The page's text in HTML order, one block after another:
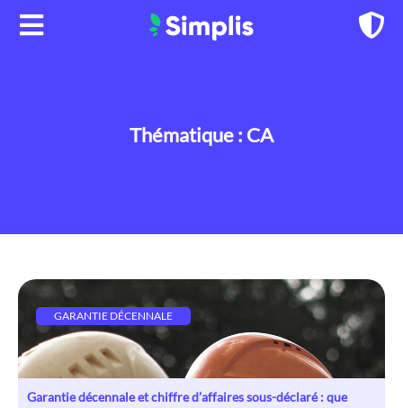
Aller
Thématique : CA
GARANTIE DÉCENNALE
Garantie décennale et chiffre d’affaires sous-déclaré : que